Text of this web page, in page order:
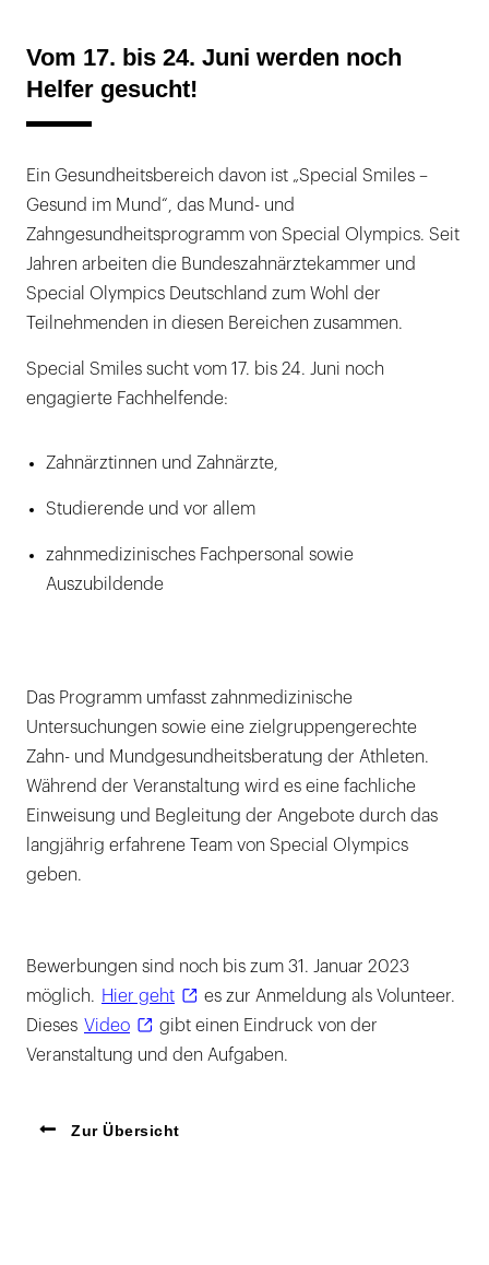
Vom 17. bis 24. Juni werden noch
Helfer gesucht!
Ein Gesundheitsbereich davon ist „Special Smiles –
Gesund im Mund“, das Mund- und
Zahngesundheitsprogramm von Special Olympics. Seit
Jahren arbeiten die Bundeszahnärztekammer und
Special Olympics Deutschland zum Wohl der
Teilnehmenden in diesen Bereichen zusammen.
Special Smiles sucht vom 17. bis 24. Juni noch
engagierte Fachhelfende:
Zahnärztinnen und Zahnärzte,
Studierende und vor allem
zahnmedizinisches Fachpersonal sowie
Auszubildende
Das Programm umfasst zahnmedizinische
Untersuchungen sowie eine zielgruppengerechte
Zahn- und Mundgesundheitsberatung der Athleten.
Während der Veranstaltung wird es eine fachliche
Einweisung und Begleitung der Angebote durch das
langjährig erfahrene Team von Special Olympics
geben.
Bewerbungen sind noch bis zum 31. Januar 2023
möglich.
Hier geht
es zur Anmeldung als Volunteer.
Dieses Video
gibt einen Eindruck von der
Veranstaltung und den Aufgaben.
Zur Übersicht